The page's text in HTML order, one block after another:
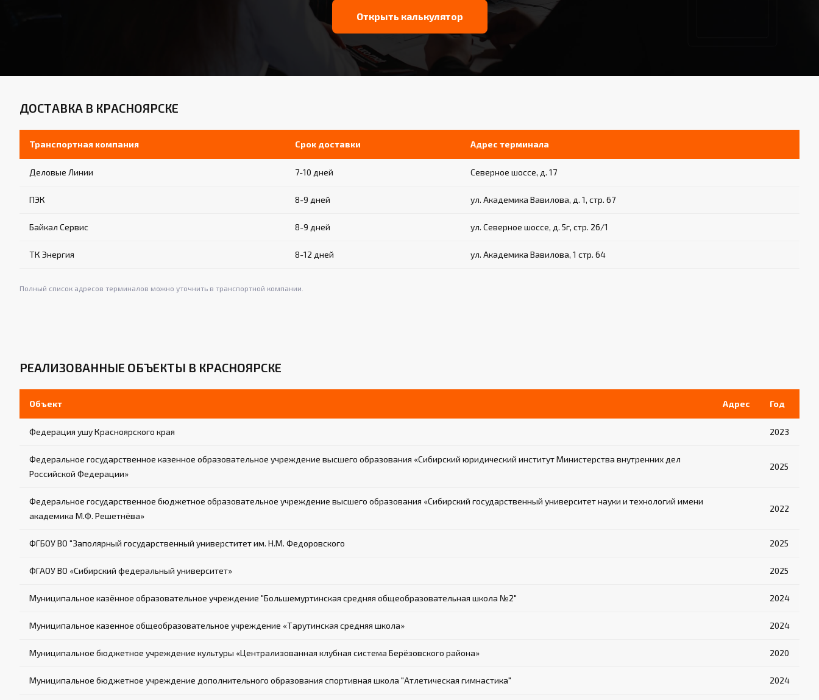
Открыть калькулятор
ДОСТАВКА В КРАСНОЯРСКЕ
Транспортная компания Срок доставки Адрес терминала
Деловые Линии 7-10 дней Северное шоссе, д. 17
ПЭК 8-9 дней ул. Академика Вавилова, д. 1, стр. 67
Байкал Сервис 8-9 дней ул. Северное шоссе, д. 5г, стр. 26/1
ТК Энергия 8-12 дней ул. Академика Вавилова, 1 стр. 64
Полный список адресов терминалов можно уточнить в транспортной компании.
РЕАЛИЗОВАННЫЕ ОБЪЕКТЫ В КРАСНОЯРСКЕ
Объект Адрес Год
Федерация ушу Красноярского края 2023
Федеральное государственное казенное образовательное учреждение высшего образования «Сибирский юридический институт Министерства внутренних дел
Российской Федерации»
2025
Федеральное государственное бюджетное образовательное учреждение высшего образования «Сибирский государственный университет науки и технологий имени
академика М.Ф. Решетнёва»
2022
ФГБОУ ВО "Заполярный государственный универститет им. Н.М. Федоровского 2025
ФГАОУ ВО «Сибирский федеральный университет» 2025
Муниципальное казённое образовательное учреждение "Большемуртинская средняя общеобразовательная школа №2" 2024
Муниципальное казенное общеобразовательное учреждение «Тарутинская средняя школа» 2024
Муниципальное бюджетное учреждение культуры «Централизованная клубная система Берёзовского района» 2020
Муниципальное бюджетное учреждение дополнительного образования спортивная школа "Атлетическая гимнастика" 2024